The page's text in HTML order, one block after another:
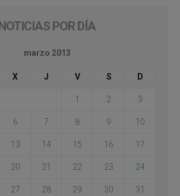
NOTICIAS POR DÍA
marzo 2013
X J V S D
1 2 3
6 7 8 9 10
13 14 15 16 17
20 21 22 23 24
27 28 29 30 31